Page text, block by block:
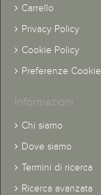
Carrello
Privacy Policy
Cookie Policy
Preferenze Cookie
Informazioni
Chi siamo
Dove siamo
Termini di ricerca
Ricerca avanzata